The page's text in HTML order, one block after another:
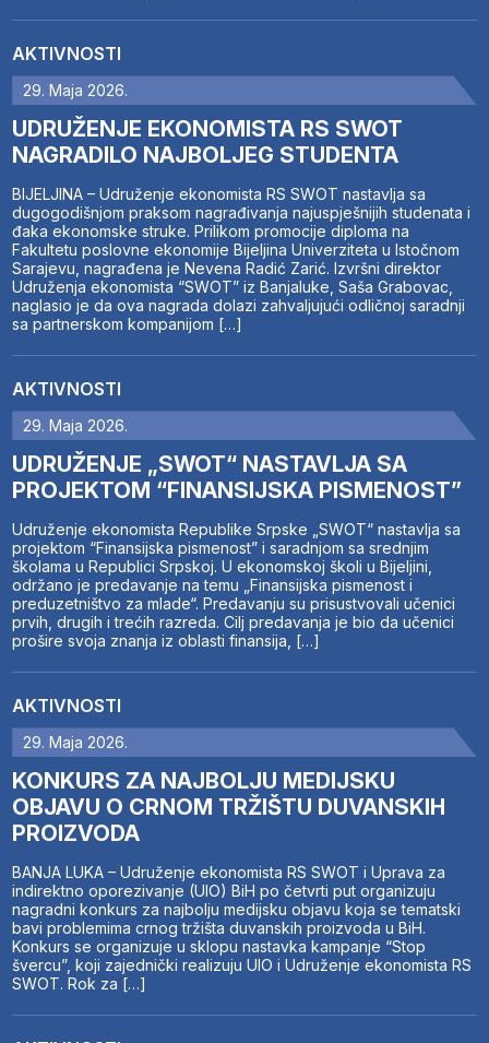
AKTIVNOSTI
29. Maja 2026.
UDRUŽENJE EKONOMISTA RS SWOT
NAGRADILO NAJBOLJEG STUDENTA
BIJELJINA – Udruženje ekonomista RS SWOT nastavlja sa
dugogodišnjom praksom nagrađivanja najuspješnijih studenata i
đaka ekonomske struke. Prilikom promocije diploma na
Fakultetu poslovne ekonomije Bijeljina Univerziteta u Istočnom
Sarajevu, nagrađena je Nevena Radić Zarić. Izvršni direktor
Udruženja ekonomista “SWOT” iz Banjaluke, Saša Grabovac,
naglasio je da ova nagrada dolazi zahvaljujući odličnoj saradnji
sa partnerskom kompanijom […]
AKTIVNOSTI
29. Maja 2026.
UDRUŽENJE „SWOT“ NASTAVLJA SA
PROJEKTOM “FINANSIJSKA PISMENOST”
Udruženje ekonomista Republike Srpske „SWOT“ nastavlja sa
projektom “Finansijska pismenost” i saradnjom sa srednjim
školama u Republici Srpskoj. U ekonomskoj školi u Bijeljini,
održano je predavanje na temu „Finansijska pismenost i
preduzetništvo za mlade“. Predavanju su prisustvovali učenici
prvih, drugih i trećih razreda. Cilj predavanja je bio da učenici
prošire svoja znanja iz oblasti finansija, […]
AKTIVNOSTI
29. Maja 2026.
KONKURS ZA NAJBOLJU MEDIJSKU
OBJAVU O CRNOM TRŽIŠTU DUVANSKIH
PROIZVODA
BANJA LUKA – Udruženje ekonomista RS SWOT i Uprava za
indirektno oporezivanje (UIO) BiH po četvrti put organizuju
nagradni konkurs za najbolju medijsku objavu koja se tematski
bavi problemima crnog tržišta duvanskih proizvoda u BiH.
Konkurs se organizuje u sklopu nastavka kampanje “Stop
švercu”, koji zajednički realizuju UIO i Udruženje ekonomista RS
SWOT. Rok za […]